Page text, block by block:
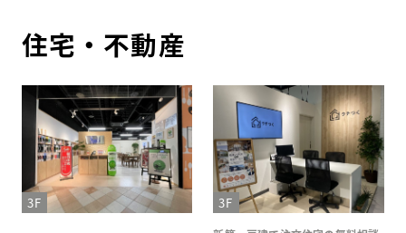
住宅・不動産
3F 3F